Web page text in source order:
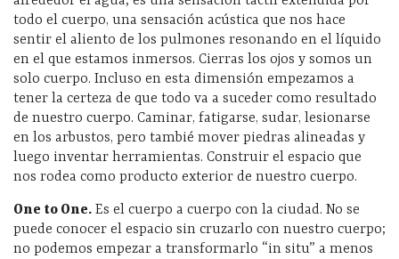
todo el cuerpo, una sensación acústica que nos hace
sentir el aliento de los pulmones resonando en el líquido
en el que estamos inmersos. Cierras los ojos y somos un
solo cuerpo. Incluso en esta dimensión empezamos a
tener la certeza de que todo va a suceder como resultado
de nuestro cuerpo. Caminar, fatigarse, sudar, lesionarse
en los arbustos, pero tambié mover piedras alineadas y
luego inventar herramientas. Construir el espacio que
nos rodea como producto exterior de nuestro cuerpo.
One to One. Es el cuerpo a cuerpo con la ciudad. No se
puede conocer el espacio sin cruzarlo con nuestro cuerpo;
no podemos empezar a transformarlo “in situ” a menos